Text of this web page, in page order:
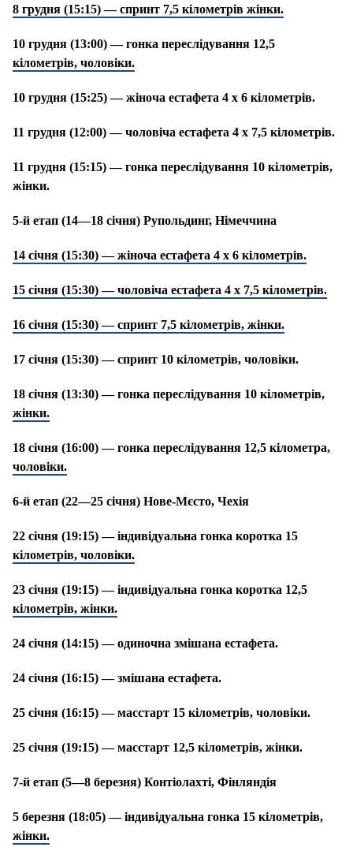
8 грудня (15:15) — спринт 7,5 кілометрів жінки.
10 грудня (13:00) — гонка переслідування 12,5
кілометрів, чоловіки.
10 грудня (15:25) — жіноча естафета 4 х 6 кілометрів.
11 грудня (12:00) — чоловіча естафета 4 х 7,5 кілометрів.
11 грудня (15:15) — гонка переслідування 10 кілометрів,
жінки.
5-й етап (14—18 січня) Рупольдинг, Німеччина
14 січня (15:30) — жіноча естафета 4 х 6 кілометрів.
15 січня (15:30) — чоловіча естафета 4 х 7,5 кілометрів.
16 січня (15:30) — спринт 7,5 кілометрів, жінки.
17 січня (15:30) — спринт 10 кілометрів, чоловіки.
18 січня (13:30) — гонка переслідування 10 кілометрів,
жінки.
18 січня (16:00) — гонка переслідування 12,5 кілометра,
чоловіки.
6-й етап (22—25 січня) Нове-Мєсто, Чехія
22 січня (19:15) — індивідуальна гонка коротка 15
кілометрів, чоловіки.
23 січня (19:15) — індивідуальна гонка коротка 12,5
кілометрів, жінки.
24 січня (14:15) — одиночна змішана естафета.
24 січня (16:15) — змішана естафета.
25 січня (16:15) — масстарт 15 кілометрів, чоловіки.
25 січня (19:15) — масстарт 12,5 кілометрів, жінки.
7-й етап (5—8 березня) Контіолахті, Фінляндія
5 березня (18:05) — індивідуальна гонка 15 кілометрів,
жінки.